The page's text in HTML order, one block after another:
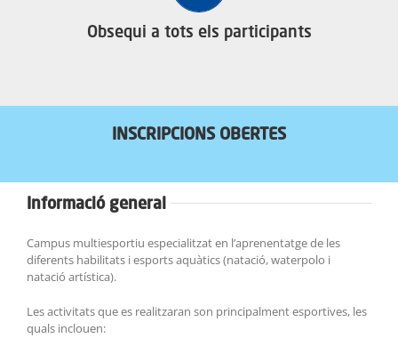
Obsequi a tots els participants
INSCRIPCIONS OBERTES
Informació general
Campus multiesportiu especialitzat en l’aprenentatge de les
diferents habilitats i esports aquàtics (natació, waterpolo i
natació artística).
Les activitats que es realitzaran son principalment esportives, les
quals inclouen: